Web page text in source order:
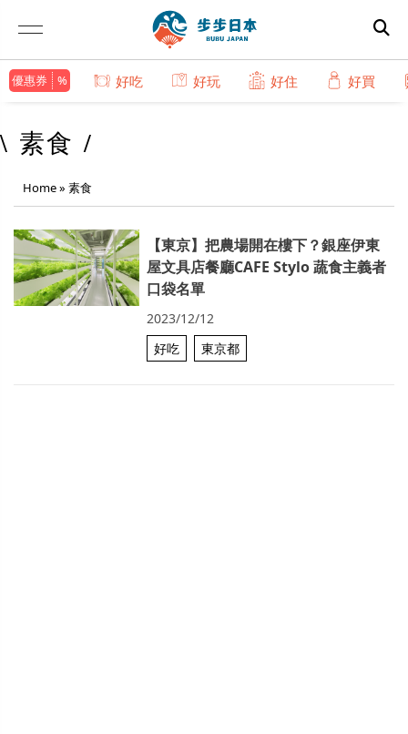
優惠券 好吃 好玩 好住 好買
\ 素食 /
Home» 素食
【東京】把農場開在樓下？銀座伊東
屋文具店餐廳CAFE Stylo 蔬食主義者
口袋名單
2023/12/12
好吃
東京都